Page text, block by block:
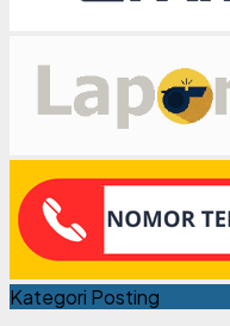
Kategori Posting